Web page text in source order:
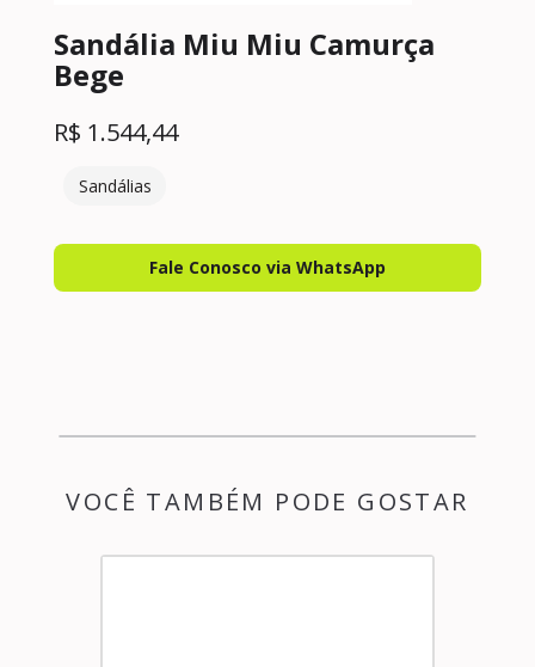
Sandália Miu Miu Camurça
Bege
R$ 1.544,44
Sandálias
Fale Conosco via WhatsApp
VOCÊ TAMBÉM PODE GOSTAR